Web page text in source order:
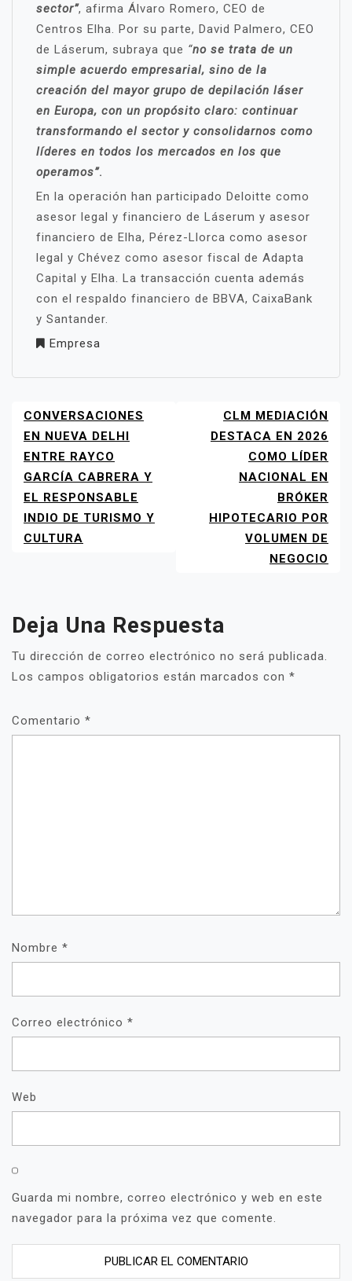
sector”, afirma Álvaro Romero, CEO de
Centros Elha. Por su parte, David Palmero, CEO
de Láserum, subraya que “no se trata de un
simple acuerdo empresarial, sino de la
creación del mayor grupo de depilación láser
en Europa, con un propósito claro: continuar
transformando el sector y consolidarnos como
líderes en todos los mercados en los que
operamos”.
En la operación han participado Deloitte como
asesor legal y financiero de Láserum y asesor
financiero de Elha, Pérez-Llorca como asesor
legal y Chévez como asesor fiscal de Adapta
Capital y Elha. La transacción cuenta además
con el respaldo financiero de BBVA, CaixaBank
y Santander.
Empresa
NAVEGACIÓN
DE
ENTRADAS
CONVERSACIONES
EN NUEVA DELHI
ENTRE RAYCO
GARCÍA CABRERA Y
EL RESPONSABLE
INDIO DE TURISMO Y
CULTURA
CLM MEDIACIÓN
DESTACA EN 2026
COMO LÍDER
NACIONAL EN
BRÓKER
HIPOTECARIO POR
VOLUMEN DE
NEGOCIO
Deja Una Respuesta
Tu dirección de correo electrónico no será publicada.
Los campos obligatorios están marcados con *
Comentario *
Nombre *
Correo electrónico *
Web
Guarda mi nombre, correo electrónico y web en este
navegador para la próxima vez que comente.